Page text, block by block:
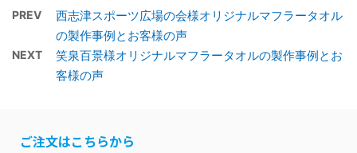
紙3 担当者からの一言 フ
当者からの一言 フェイ
後タオルツクール営業日
の18日後に納品 補足 お
客様から頂いたデザイン
を基に製作 目次1 マフラ
ータオル製作事例1.1 デザ
1.3 完成したタオルがこ
PREV
西志津スポーツ広場の会様オリジナルマフラータオル
の製作事例とお客様の声
NEXT
笑泉百景様オリジナルマフラータオルの製作事例とお
客様の声
ご注文はこちらから